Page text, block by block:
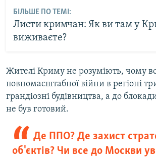
БІЛЬШЕ ПО ТЕМІ:
Листи кримчан: Як ви там у
виживаєте?
Жителі Криму не розуміють, чому
повномасштабної війни в регіоні
грандіозні будівництва, а до
не був готовий.
Де ППО? Де захист
об'єктів? Чи все до Москви